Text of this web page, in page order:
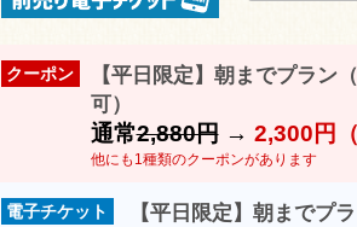
クーポン
【平日限定】朝までプラン
可）
通常2,880円→ 2,300円
他にも1種類のクーポンがあります
電子チケット
【平日限定】朝までプ